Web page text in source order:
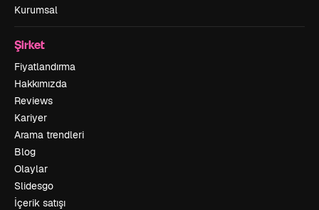
Kurumsal
Şirket
Fiyatlandırma
Hakkımızda
Reviews
Kariyer
Arama trendleri
Blog
Olaylar
Slidesgo
İçerik satışı